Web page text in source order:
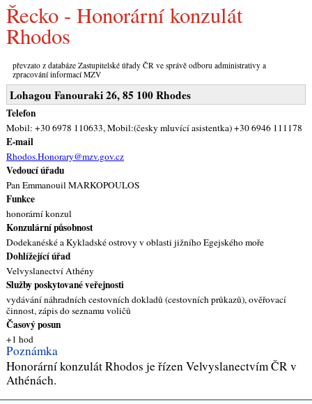
Řecko - Honorární konzulát
Rhodos
převzato z databáze Zastupitelské úřady ČR ve správě odboru administrativy a
zpracování informací MZV
Lohagou Fanouraki 26, 85 100 Rhodes
Telefon
Mobil: +30 6978 110633, Mobil:(česky mluvící asistentka) +30 6946 111178
E-mail
Rhodos.Honorary@mzv.gov.cz
Vedoucí úřadu
Pan Emmanouil MARKOPOULOS
Funkce
honorární konzul
Konzulární působnost
Dodekanéské a Kykladské ostrovy v oblasti jižního Egejského moře
Dohlížející úřad
Velvyslanectví Athény
Služby poskytované veřejnosti
vydávání náhradních cestovních dokladů (cestovních průkazů), ověřovací
činnost, zápis do seznamu voličů
Časový posun
+1 hod
Poznámka
Honorární konzulát Rhodos je řízen Velvyslanectvím ČR v
Athénách.